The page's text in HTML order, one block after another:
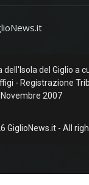
del Giglio a
- Registrazione
2007
GiglioNews.it - All